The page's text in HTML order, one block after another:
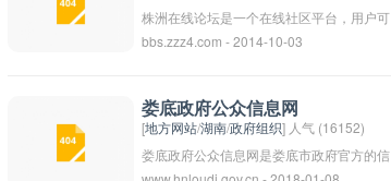
南省省会长沙市，是国家重点支持的高水平
师范类院校，是一所以师范类专业为主，兼
校。学校秉承修身、齐家、治国、平天下的
办学理念，注重全人教育，培养具有国际视
野和创新能力的高级专门人才。
株洲在线论坛是一个在线社区平台，用户可
以在这里讨论株洲市及周边地区的各种话
点，寻找志同道合的朋友。论坛上涵盖的话
题广泛，包括但不限于旅游景点推荐、美食
分享、生活琐事、购物资讯、工作求职等。
bbs.zzz4.com - 2014-10-03
娄底政府公众信息网
[地方网站/湖南/政府组织] 人气 (16152)
娄底政府公众信息网是娄底市政府官方的信